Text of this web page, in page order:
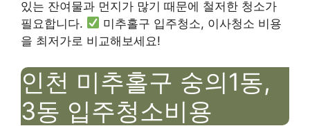
있는 잔여물과 먼지가 많기 때문에 철저한 청소가
필요합니다.
미추홀구 입주청소, 이사청소 비용
을 최저가로 비교해보세요!
인천 미추홀구 숭의1동,
3동 입주청소비용